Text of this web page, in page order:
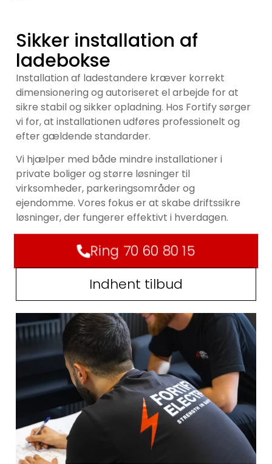
Sikker installation af
ladebokse
Installation af ladestandere kræver korrekt
dimensionering og autoriseret el arbejde for at
sikre stabil og sikker opladning. Hos Fortify sørger
vi for, at installationen udføres professionelt og
efter gældende standarder.
Vi hjælper med både mindre installationer i
private boliger og større løsninger til
virksomheder, parkeringsområder og
ejendomme. Vores fokus er at skabe driftssikre
løsninger, der fungerer effektivt i hverdagen.
Ring 70 60 80 15
Indhent tilbud